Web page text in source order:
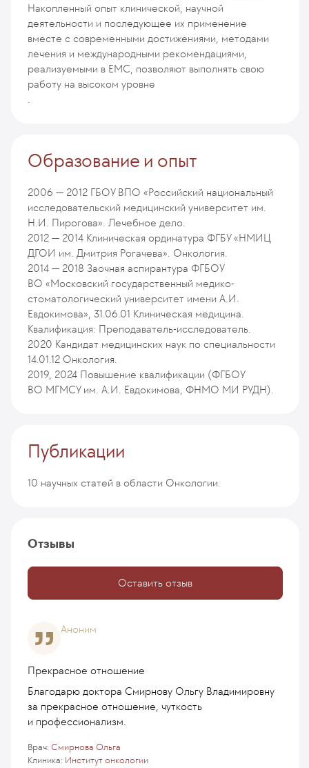
Накопленный опыт клинической, научной
деятельности и последующее их применение
вместе с современными достижениями, методами
лечения и международными рекомендациями,
реализуемыми в ЕМС, позволяют выполнять свою
работу на высоком уровне
.
Образование и опыт
2006 — 2012 ГБОУ ВПО «Российский национальный
исследовательский медицинский университет им.
Н.И. Пирогова». Лечебное дело.
2012 — 2014 Клиническая ординатура ФГБУ «НМИЦ
ДГОИ им. Дмитрия Рогачева». Онкология.
2014 — 2018 Заочная аспирантура ФГБОУ
ВО «Московский государственный медико-
стоматологический университет имени А.И.
Евдокимова», 31.06.01 Клиническая медицина.
Квалификация: Преподаватель-исследователь.
2020 Кандидат медицинских наук по специальности
14.01.12 Онкология.
2019, 2024 Повышение квалификации (ФГБОУ
ВО МГМСУ им. А.И. Евдокимова, ФНМО МИ РУДН).
Публикации
10 научных статей в области Онкологии.
Отзывы
Оставить отзыв
Аноним
Прекрасное отношение
Благодарю доктора Смирнову Ольгу Владимировну
за прекрасное отношение, чуткость
и профессионализм.
Клиника: Институт онкологии
Врач: Смирнова Ольга